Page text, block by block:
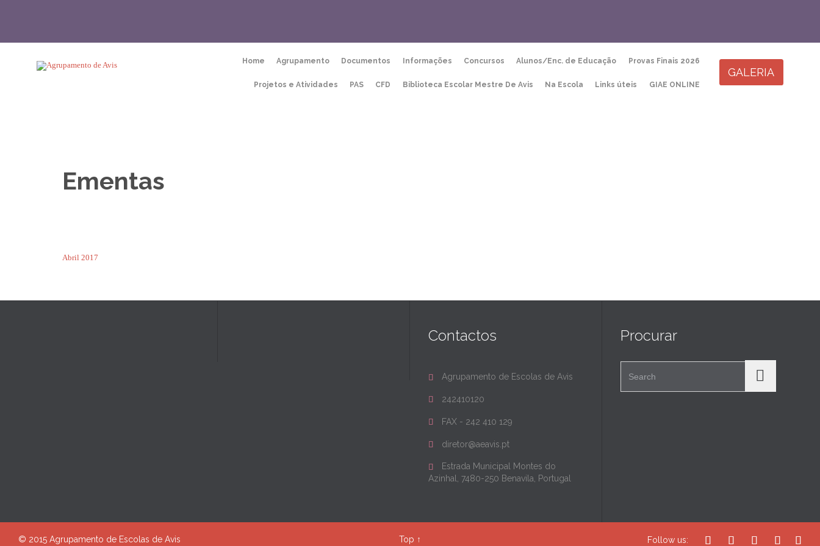
content
Home Agrupamento Documentos Informações Concursos Alunos/Enc. de Educação Provas Finais 2026
Projetos e Atividades PAS CFD Biblioteca Escolar Mestre De Avis Na Escola Links úteis GIAE ONLINE
GALERIA
Ementas
Abril 2017
Contactos
 Agrupamento de Escolas de Avis
 242410120
 FAX - 242 410 129
 diretor@aeavis.pt

Estrada Municipal Montes do
Azinhal, 7480-250 Benavila, Portugal
Procurar
© 2015 Agrupamento de Escolas de Avis Top ↑ Follow us:     